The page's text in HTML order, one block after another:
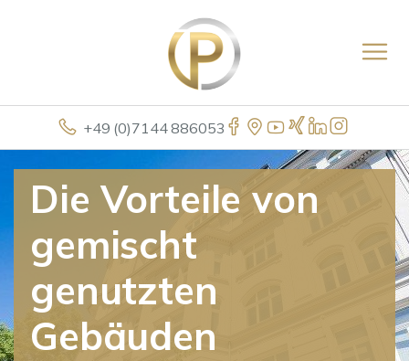
+49 (0)7144 886053
Die Vorteile von
gemischt
genutzten
Gebäuden